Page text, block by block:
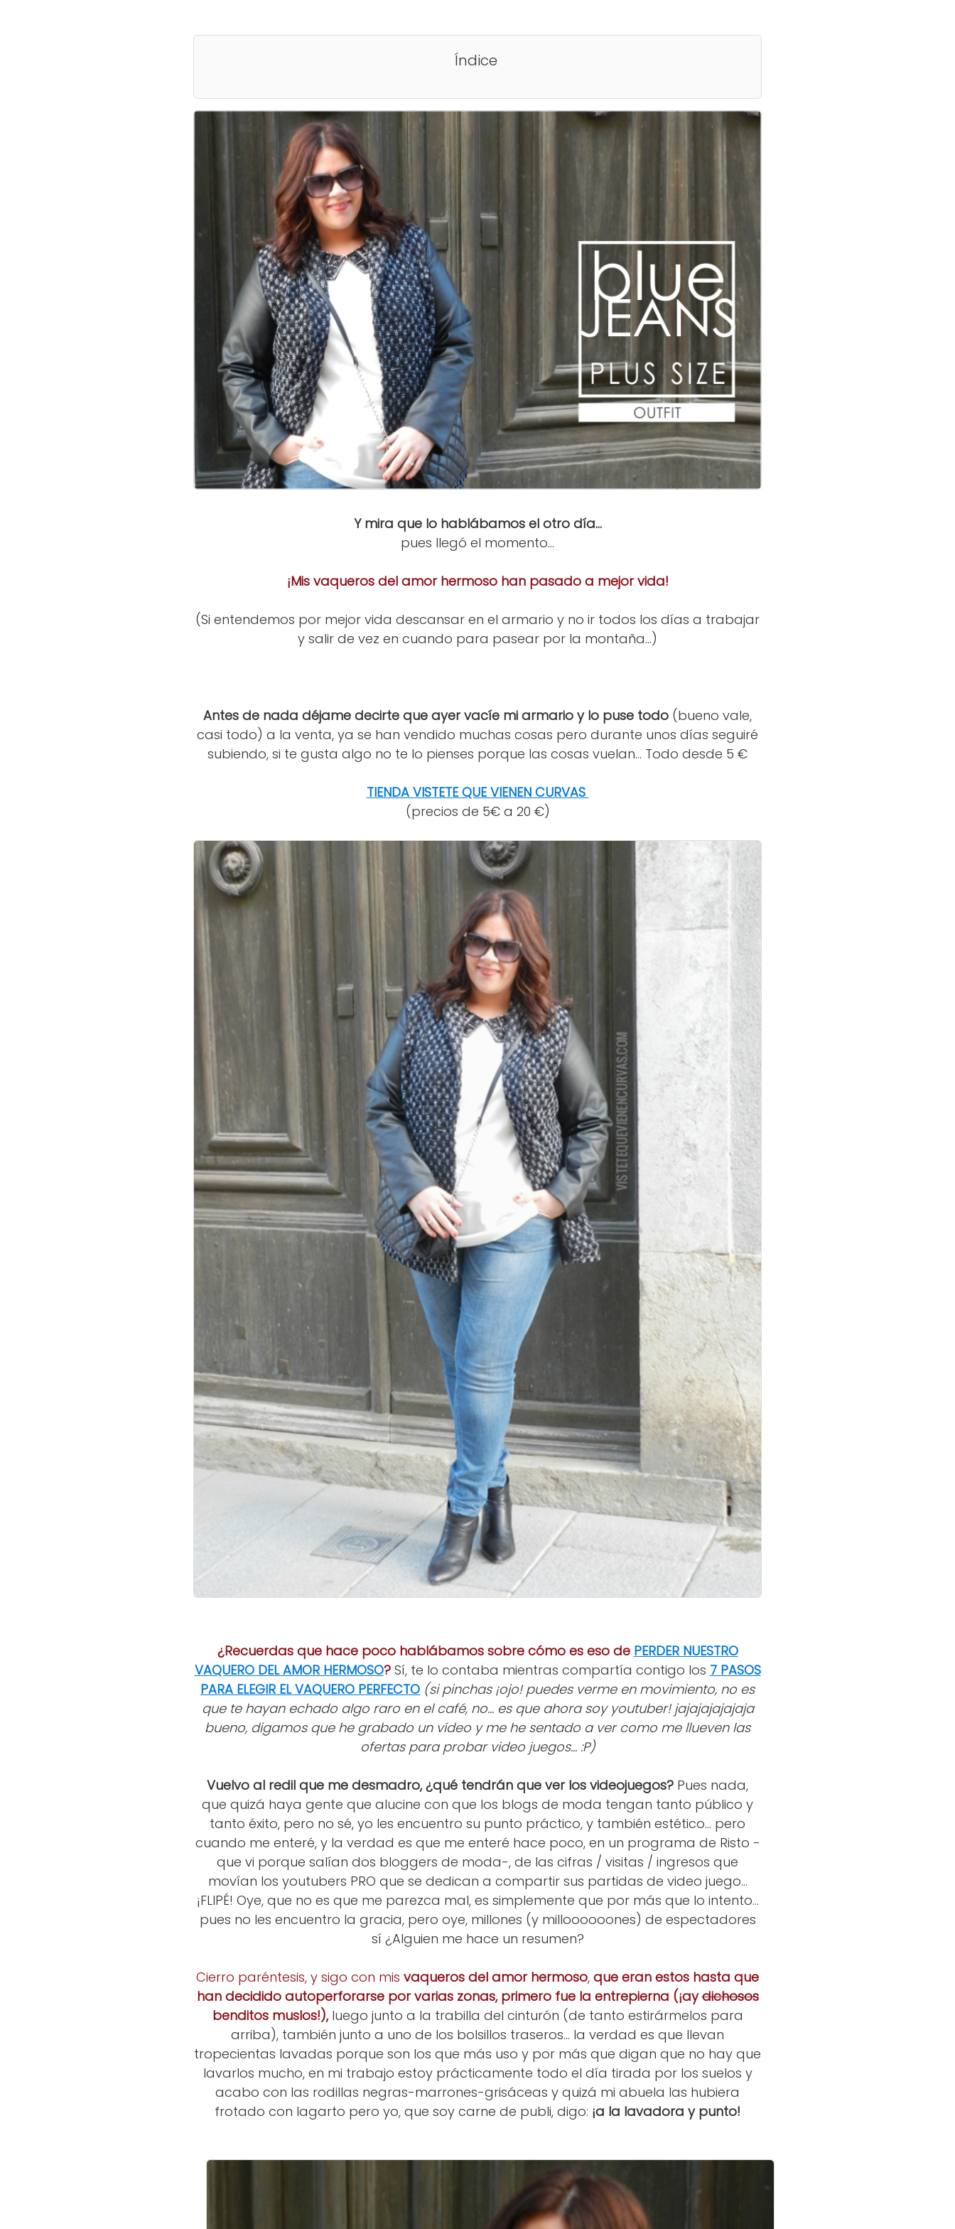
Índice
Y mira que lo hablábamos el otro día...
pues llegó el momento...
¡Mis vaqueros del amor hermoso han pasado a mejor vida!
(Si entendemos por mejor vida descansar en el armario y no ir todos los días a trabajar
y salir de vez en cuando para pasear por la montaña...)
Antes de nada déjame decirte que ayer vacíe mi armario y lo puse todo (bueno vale,
casi todo) a la venta, ya se han vendido muchas cosas pero durante unos días seguiré
subiendo, si te gusta algo no te lo pienses porque las cosas vuelan... Todo desde 5 €
TIENDA VISTETE QUE VIENEN CURVAS
(precios de 5€ a 20 €)
¿Recuerdas que hace poco hablábamos sobre cómo es eso de PERDER NUESTRO
VAQUERO DEL AMOR HERMOSO?Sí, te lo contaba mientras compartía contigo los 7 PASOS
PARA ELEGIR EL VAQUERO PERFECTO (si pinchas ¡ojo! puedes verme en movimiento, no es
que te hayan echado algo raro en el café, no... es que ahora soy youtuber! jajajajajajaja
bueno, digamos que he grabado un vídeo y me he sentado a ver como me llueven las
ofertas para probar video juegos... :P)
Vuelvo al redil que me desmadro, ¿qué tendrán que ver los videojuegos? Pues nada,
que quizá haya gente que alucine con que los blogs de moda tengan tanto público y
tanto éxito, pero no sé, yo les encuentro su punto práctico, y también estético... pero
cuando me enteré, y la verdad es que me enteré hace poco, en un programa de Risto -
que vi porque salían dos bloggers de moda-, de las cifras / visitas / ingresos que
movían los youtubers PRO que se dedican a compartir sus partidas de video juego...
¡FLIPÉ! Oye, que no es que me parezca mal, es simplemente que por más que lo intento...
pues no les encuentro la gracia, pero oye, millones (y milloooooones) de espectadores
sí ¿Alguien me hace un resumen?
Cierro paréntesis, y sigo con mis vaqueros del amor hermoso, que eran estos hasta que
han decidido autoperforarse por varias zonas, primero fue la entrepierna (¡aydichosos
benditos muslos!), luego junto a la trabilla del cinturón (de tanto estirármelos para
arriba), también junto a uno de los bolsillos traseros... la verdad es que llevan
tropecientas lavadas porque son los que más uso y por más que digan que no hay que
lavarlos mucho, en mi trabajo estoy prácticamente todo el día tirada por los suelos y
acabo con las rodillas negras-marrones-grisáceas y quizá mi abuela las hubiera
frotado con lagarto pero yo, que soy carne de publi, digo: ¡a la lavadora y punto!